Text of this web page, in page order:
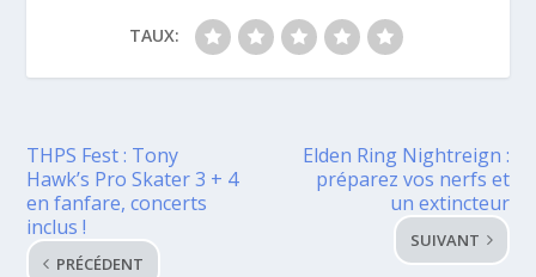
TAUX:
THPS Fest : Tony
Hawk’s Pro Skater 3 + 4
en fanfare, concerts
inclus !
PRÉCÉDENT
Elden Ring Nightreign :
préparez vos nerfs et
un extincteur
SUIVANT